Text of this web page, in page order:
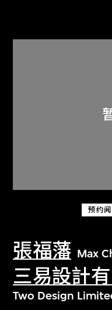
预约
張福藩 Max
三易設計
Two Design
关于M+藏品
探索世界顶级
文化藏品。